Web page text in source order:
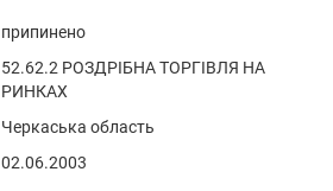
припинено
52.62.2 РОЗДРІБНА ТОРГІВЛЯ НА
РИНКАХ
Черкаська область
02.06.2003